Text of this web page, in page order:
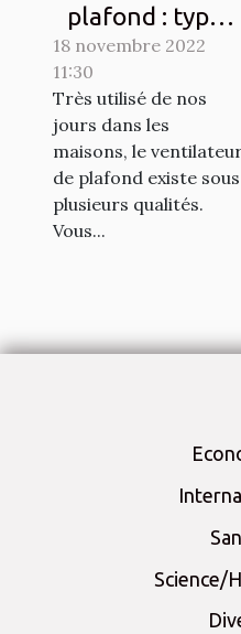
plafond : types
et qualités
18 novembre 2022
11:30
Très utilisé de nos
jours dans les
maisons, le
de plafond existe sous
plusieurs qualités.
Vous...
Science/